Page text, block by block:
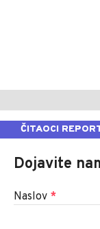
ČITAOCI
Dojavite
Naslov *